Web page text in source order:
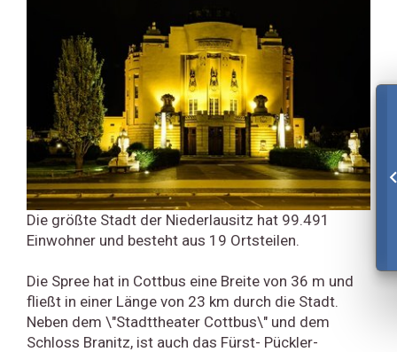
Die größte Stadt der Niederlausitz hat 99.491
Einwohner und besteht aus 19 Ortsteilen.
Die Spree hat in Cottbus eine Breite von 36 m und
fließt in einer Länge von 23 km durch die Stadt.
Neben dem \"Stadttheater Cottbus\" und dem
Schloss Branitz, ist auch das Fürst- Pückler-